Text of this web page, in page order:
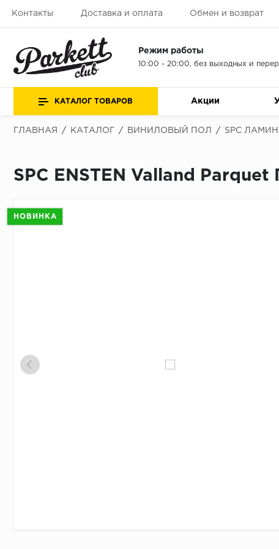
Контакты Доставка и оплата Обмен и возврат
Режим работы
10:00 - 20:00, без выходных и
КАТАЛОГ ТОВАРОВ Акции
ГЛАВНАЯ / КАТАЛОГ / ВИНИЛОВЫЙ ПОЛ / SPC
SPC ENSTEN Valland Parquet
НОВИНКА